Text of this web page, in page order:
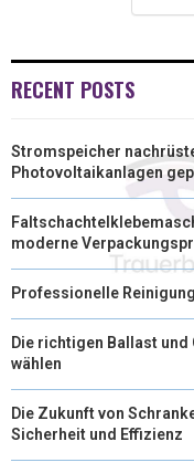
RECENT POSTS
Stromspeicher
Photovoltaikanlagen
moderne
Professionelle
Die richtigen Ballast
wählen
Die Zukunft von
Sicherheit und Effizienz